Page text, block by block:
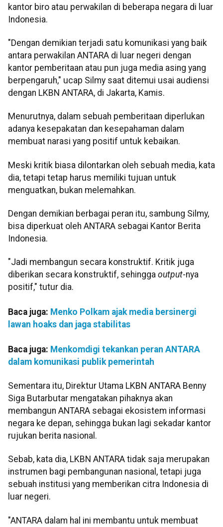
kantor biro atau perwakilan di beberapa negara di luar
Indonesia.
"Dengan demikian terjadi satu komunikasi yang baik
antara perwakilan ANTARA di luar negeri dengan
kantor pemberitaan atau pun juga media asing yang
berpengaruh," ucap Silmy saat ditemui usai audiensi
dengan LKBN ANTARA, di Jakarta, Kamis.
Menurutnya, dalam sebuah pemberitaan diperlukan
adanya kesepakatan dan kesepahaman dalam
membuat narasi yang positif untuk kebaikan.
Meski kritik biasa dilontarkan oleh sebuah media, kata
dia, tetapi tetap harus memiliki tujuan untuk
menguatkan, bukan melemahkan.
Dengan demikian berbagai peran itu, sambung Silmy,
bisa diperkuat oleh ANTARA sebagai Kantor Berita
Indonesia.
"Jadi membangun secara konstruktif. Kritik juga
diberikan secara konstruktif, sehingga output-nya
positif," tutur dia.
Baca juga: Menko Polkam ajak media bersinergi
lawan hoaks dan jaga stabilitas
Baca juga: Menkomdigi tekankan peran ANTARA
dalam komunikasi publik pemerintah
Sementara itu, Direktur Utama LKBN ANTARA Benny
Siga Butarbutar mengatakan pihaknya akan
membangun ANTARA sebagai ekosistem informasi
negara ke depan, sehingga bukan lagi sekadar kantor
rujukan berita nasional.
Sebab, kata dia, LKBN ANTARA tidak saja merupakan
instrumen bagi pembangunan nasional, tetapi juga
sebuah institusi yang memberikan citra Indonesia di
luar negeri.
"ANTARA dalam hal ini membantu untuk membuat